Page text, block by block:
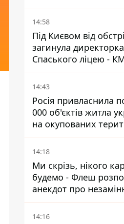
КАБ-250
14:58
Під Києвом від
загинула директорка
Спаського ліцею -
14:43
Росія привласнила
000 об'єктів житла
на окупованих
розслідування BBC
14:18
Ми скрізь, нікого
будемо - Флеш
анекдот про
роботу зв’язківців
14:16